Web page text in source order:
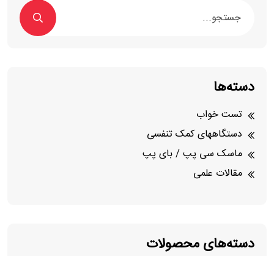
دسته‌ها
تست خواب
دستگاههای کمک تنفسی
ماسک سی پپ / بای پپ
مقالات علمی
دسته‌های محصولات